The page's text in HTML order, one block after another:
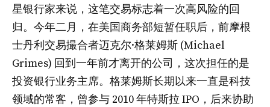
星银行家来说，这笔交易标志着一次高风险的回
归。今年二月，在美国商务部短暂任职后，前摩根
士丹利交易撮合者迈克尔·格莱姆斯 (Michael
Grimes) 回到一年前才离开的公司，这次担任的是
投资银行业务主席。格莱姆斯长期以来一直是科技
领域的常客，曾参与 2010 年特斯拉 IPO，后来协助